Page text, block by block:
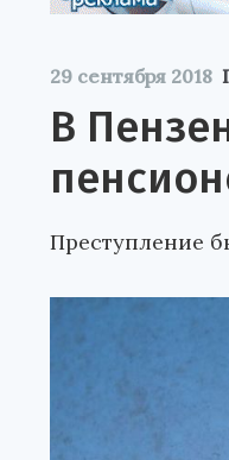
29 сентября 2018
В
Преступление